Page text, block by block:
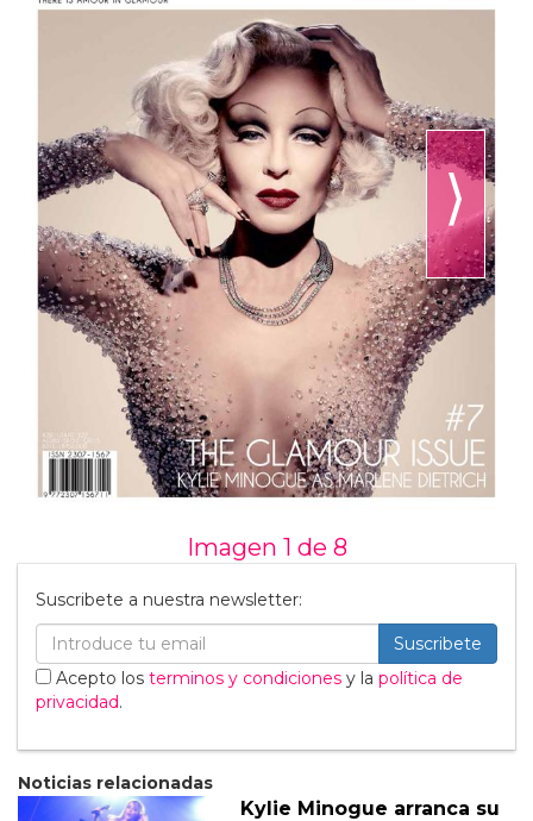
⟩
Imagen 1 de 8
Suscribete a nuestra newsletter:
Suscribete
Acepto los terminos y condiciones y la política de
privacidad.
Noticias relacionadas
Kylie Minogue arranca su